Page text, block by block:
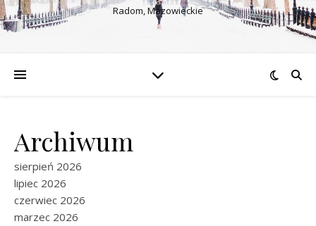
Radom, Mazowieckie
Archiwum
sierpień 2026
lipiec 2026
czerwiec 2026
marzec 2026